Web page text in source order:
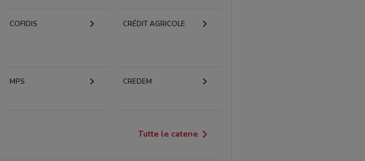
COFIDIS CRÉDIT AGRICOLE
MPS CREDEM
Tutte le catene